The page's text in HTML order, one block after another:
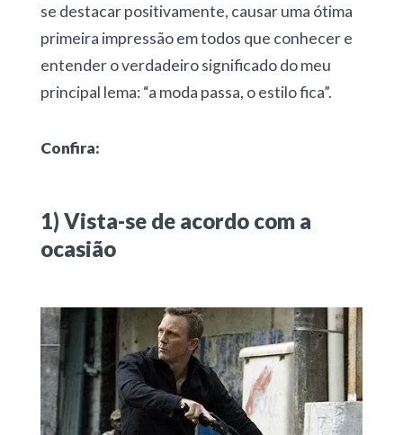
se destacar positivamente, causar uma ótima
primeira impressão em todos que conhecer e
entender o verdadeiro significado do meu
principal lema: “a moda passa, o estilo fica”.
Confira:
1) Vista-se de acordo com a
ocasião